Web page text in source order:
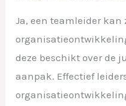
Ja, een teamleider kan
deze beschikt over de
aanpak. Effectief